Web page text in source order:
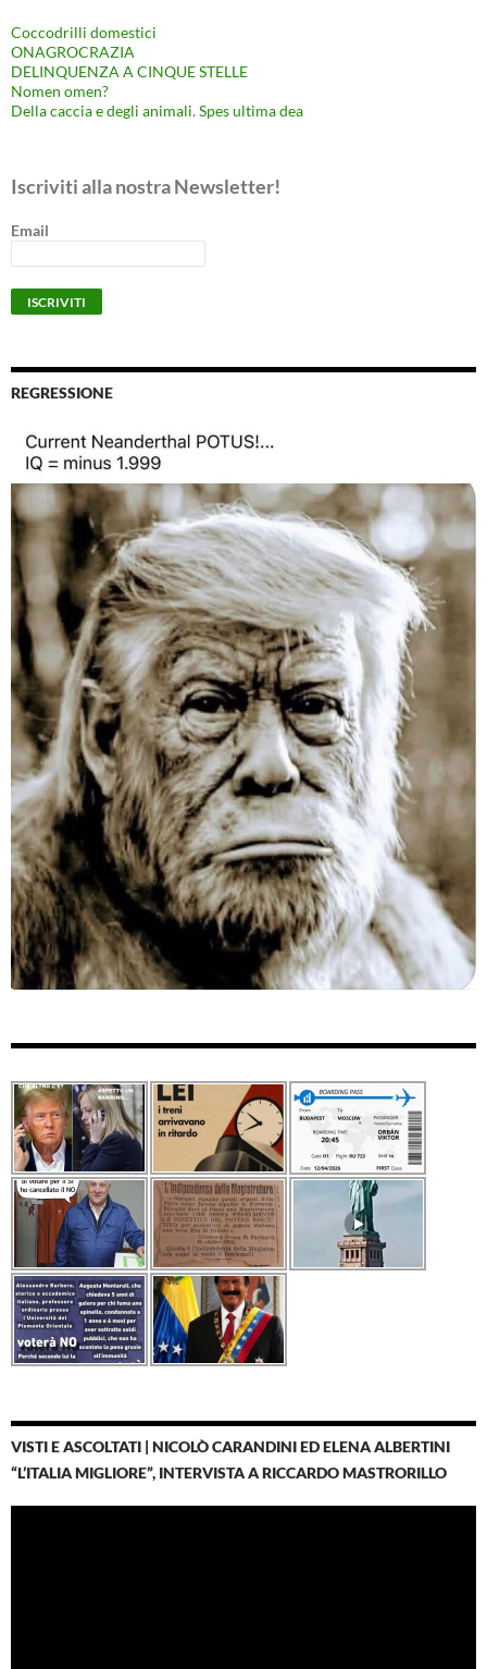
Coccodrilli domestici
ONAGROCRAZIA
DELINQUENZA A CINQUE STELLE
Nomen omen?
Della caccia e degli animali. Spes ultima dea
Iscriviti alla nostra Newsletter!
Email
REGRESSIONE
VISTI E ASCOLTATI | NICOLÒ CARANDINI ED ELENA ALBERTINI
“L’ITALIA MIGLIORE”, INTERVISTA A RICCARDO MASTRORILLO